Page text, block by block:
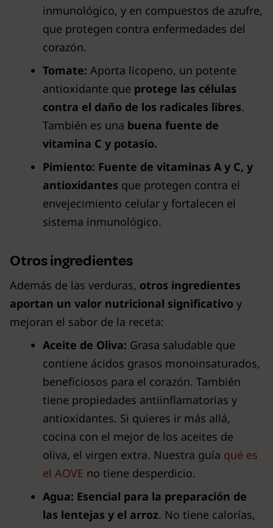
inmunológico, y en compuestos de azufre,
que protegen contra enfermedades del
corazón.
Tomate: Aporta licopeno, un potente
antioxidante que protege las células
contra el daño de los radicales libres.
También es una buena fuente de
vitamina C y potasio.
Pimiento: Fuente de vitaminas A y C, y
antioxidantes que protegen contra el
envejecimiento celular y fortalecen el
sistema inmunológico.
Otros ingredientes
Además de las verduras, otros ingredientes
aportan un valor nutricional significativo y
mejoran el sabor de la receta:
Aceite de Oliva: Grasa saludable que
contiene ácidos grasos monoinsaturados,
beneficiosos para el corazón. También
tiene propiedades antiinflamatorias y
antioxidantes. Si quieres ir más allá,
cocina con el mejor de los aceites de
oliva, el virgen extra. Nuestra guía qué es
el AOVE no tiene desperdicio.
Agua: Esencial para la preparación de
las lentejas y el arroz. No tiene calorías,